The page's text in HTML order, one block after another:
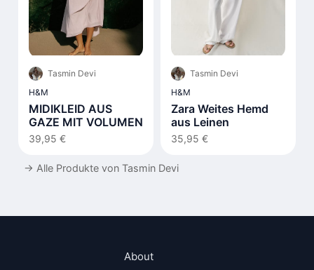
Tasmin Devi
H&M
MIDIKLEID AUS
GAZE MIT VOLUMEN
39,95 €
Tasmin Devi
H&M
Zara Weites Hemd
aus Leinen
35,95 €
→ Alle Produkte von Tasmin Devi
About